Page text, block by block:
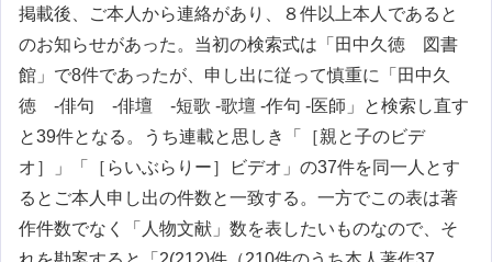
掲載後、ご本人から連絡があり、８件以上本人であると
のお知らせがあった。当初の検索式は「田中久徳 図書
館」で8件であったが、申し出に従って慎重に「田中久
徳 -俳句 -俳壇 -短歌 -歌壇 -作句 -医師」と検索し直す
と39件となる。うち連載と思しき「［親と子のビデ
オ］」「［らいぶらりー］ビデオ」の37件を同一人とす
るとご本人申し出の件数と一致する。一方でこの表は著
作件数でなく「人物文献」数を表したいものなので、そ